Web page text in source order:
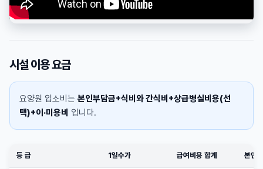
시설 이용 요금
요양원 입소비는 본인부담금+식비와 간식비+상급병실비용(선
택)+이·미용비 입니다.
등 급 1일수가 급여비용 합계 본인